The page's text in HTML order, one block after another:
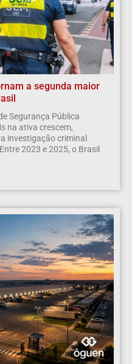
a segunda maior
Segurança Pública
na ativa crescem,
investigação criminal
2023 e 2025, o Brasil